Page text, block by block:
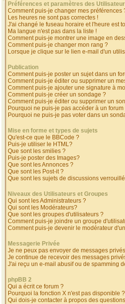
Préférences et paramètres des
Comment puis-je changer mes préférences
Les heures ne sont pas correctes !
J'ai changé le fuseau horaire et l'heure est
Ma langue n'est pas dans la liste !
Comment puis-je montrer une image en
Comment puis-je changer mon rang ?
Lorsque je clique sur le lien e-mail d'un
Publication
Comment puis-je poster un sujet dans un
Comment puis-je éditer ou supprimer un
Comment puis-je ajouter une signature à
Comment puis-je créer un sondage ?
Comment puis-je éditer ou supprimer un
Pourquoi ne puis-je pas accéder à un forum
Pourquoi ne puis-je pas voter dans un
Mise en forme et types de sujets
Qu'est-ce que le BBCode ?
Puis-je utiliser le HTML?
Que sont les smilies ?
Puis-je poster des Images?
Que sont les Annonces ?
Que sont les Post-it ?
Que sont les sujets de discussions
Niveaux des Utilisateurs et Groupes
Qui sont les Administrateurs ?
Qui sont les Modérateurs?
Que sont les groupes d'utilisateurs ?
Comment puis-je joindre un groupe
Comment puis-je devenir le modérateur
Messagerie Privée
Je ne peux pas envoyer de messages
Je continue de recevoir des messages
J'ai reçu un e-mail abusif ou de spamming
phpBB 2
Qui a écrit ce forum ?
Pourquoi la fonction X n'est pas disponible ?
Qui dois-je contacter à propos des